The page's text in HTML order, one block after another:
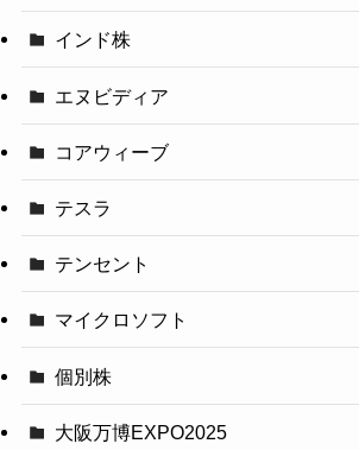
インド株
エヌビディア
コアウィーブ
テスラ
テンセント
マイクロソフト
個別株
大阪万博EXPO2025